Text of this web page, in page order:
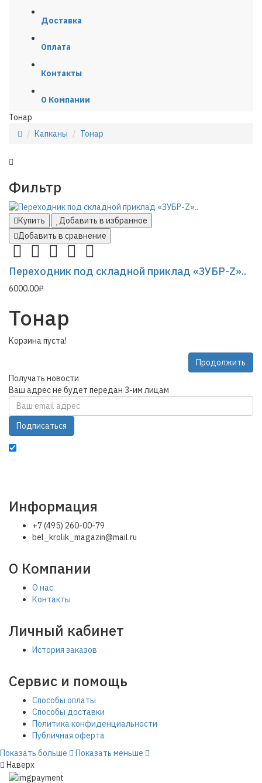
Доставка
Оплата
Контакты
О Компании
Тонар
Капканы
Тонар
Фильтр
Купить
Добавить в избранное
Добавить в сравнение
Переходник под складной приклад «ЗУБР-Z»..
6000.00₽
Тонар
Корзина пуста!
Продолжить
Получать новости
Ваш адрес не будет передан 3-им лицам
Подписаться
Информация
+7 (495) 260-00-79
bel_krolik_magazin@mail.ru
О Компании
О нас
Контакты
Личный кабинет
История заказов
Сервис и помощь
Способы оплаты
Способы доставки
Политика конфиденциальности
Публичная оферта
Показать больше
Показать меньше
Наверх